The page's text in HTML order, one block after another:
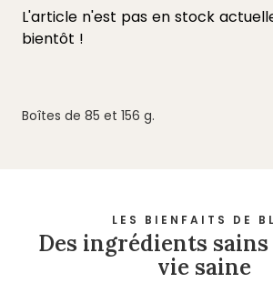
Boîtes de 85 et 156 g.
LES BIENFAITS DE
Des ingrédients
vie saine